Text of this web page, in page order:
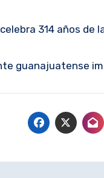
314 años de
guanajuatense